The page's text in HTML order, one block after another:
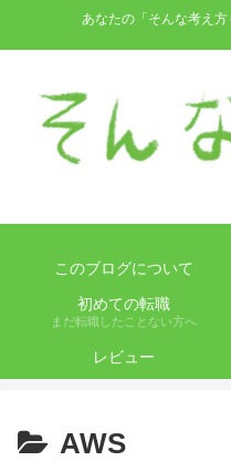
あなたの「そんな考え
このブログについて
初めての転職
まだ転職したことない方へ
レビュー
AWS